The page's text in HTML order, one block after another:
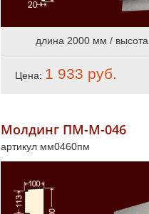
длина 2000 мм /
Цена: 1 933 руб.
Молдинг ПМ-М-046
артикул мм0460пм